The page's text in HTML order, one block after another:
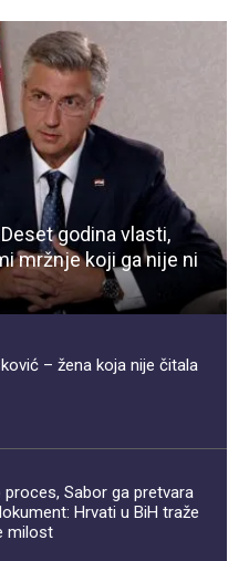
godina vlasti,
mržnje koji ga nije ni
– žena koja nije čitala
proces, Sabor ga pretvara
Hrvati u BiH traže
milost